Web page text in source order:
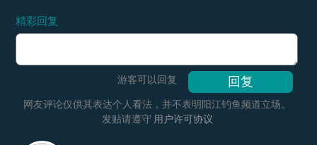
精彩回复
游客可以回复
网友评论仅供其表达个人看法，并不表明阳江钓鱼频道立场。
发贴请遵守 用户许可协议